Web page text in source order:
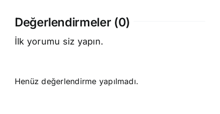
Değerlendirmeler (0)
İlk yorumu siz yapın.
Henüz değerlendirme yapılmadı.